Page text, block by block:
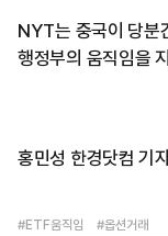
NYT는 중국이 당분
행정부의 움직임을
홍민성 한경닷컴
#ETF움직임 #옵션거래